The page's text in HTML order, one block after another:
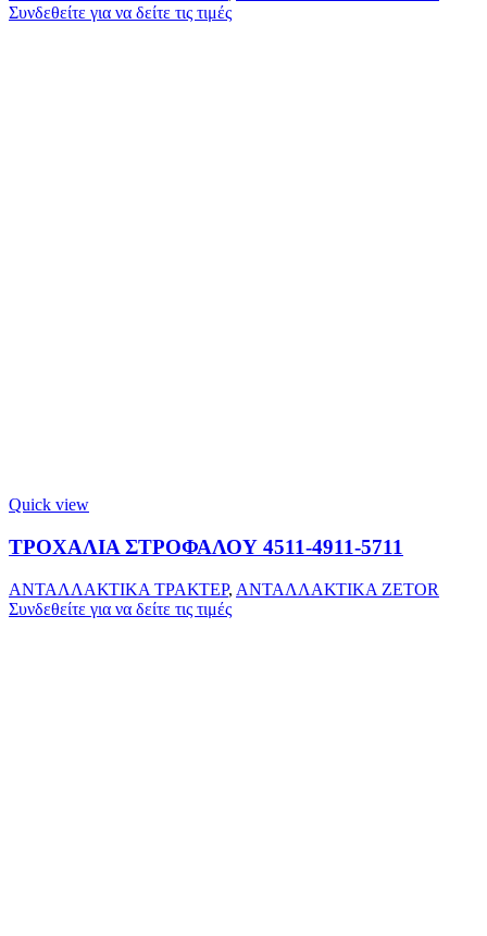
Συνδεθείτε για να δείτε τις τιμές
Quick view
ΤΡΟΧΑΛΙΑ ΣΤΡΟΦΑΛΟΥ 4511-4911-5711
ΑΝΤΑΛΛΑΚΤΙΚΑ ΤΡΑΚΤΕΡ, ΑΝΤΑΛΛΑΚΤΙΚΑ ZETOR
Συνδεθείτε για να δείτε τις τιμές